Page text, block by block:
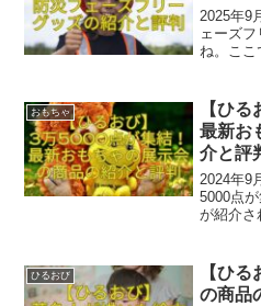
2025年9
ェーズ
ね。ここ
と評判
おもちゃ
【ひ
最新お
介と評
2024年9
5000点
が紹介さ
ちゃシ
た。こ
と評判
ば幸い
ひるおび
【ひ
の商品